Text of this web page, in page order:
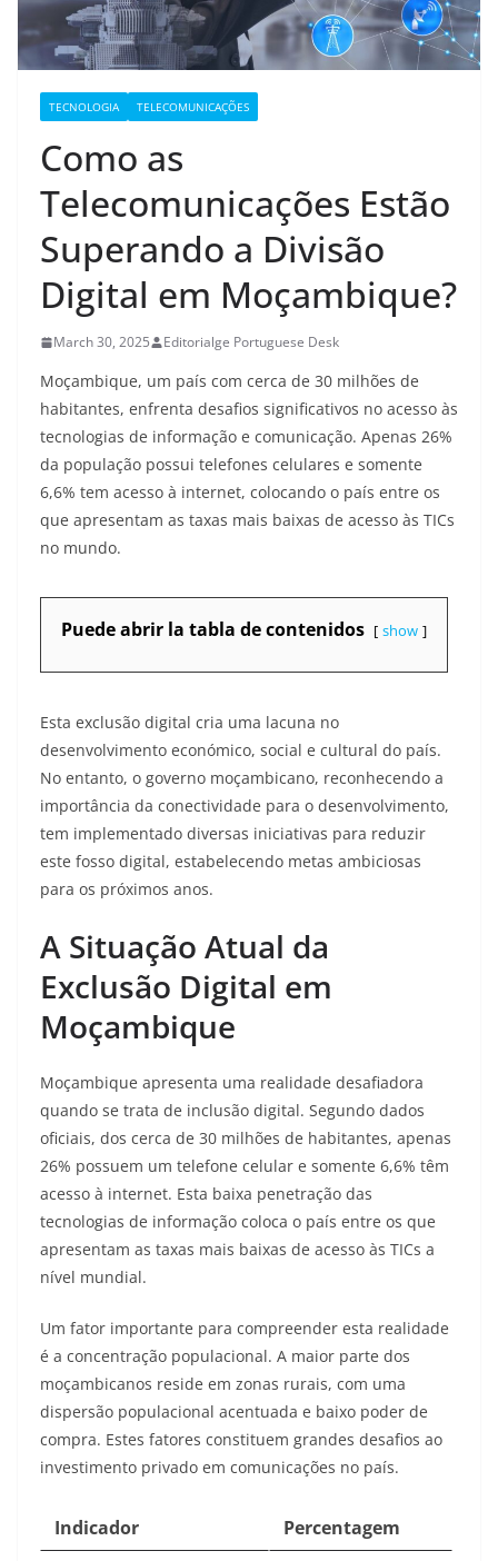
TECNOLOGIA TELECOMUNICAÇÕES
Como as
Telecomunicações Estão
Superando a Divisão
Digital em Moçambique?
March 30, 2025 Editorialge Portuguese Desk
Moçambique, um país com cerca de 30 milhões de
habitantes, enfrenta desafios significativos no acesso às
tecnologias de informação e comunicação. Apenas 26%
da população possui telefones celulares e somente
6,6% tem acesso à internet, colocando o país entre os
que apresentam as taxas mais baixas de acesso às TICs
no mundo.
Puede abrir la tabla de contenidos show
Esta exclusão digital cria uma lacuna no
desenvolvimento económico, social e cultural do país.
No entanto, o governo moçambicano, reconhecendo a
importância da conectividade para o desenvolvimento,
tem implementado diversas iniciativas para reduzir
este fosso digital, estabelecendo metas ambiciosas
para os próximos anos.
A Situação Atual da
Exclusão Digital em
Moçambique
Moçambique apresenta uma realidade desafiadora
quando se trata de inclusão digital. Segundo dados
oficiais, dos cerca de 30 milhões de habitantes, apenas
26% possuem um telefone celular e somente 6,6% têm
acesso à internet. Esta baixa penetração das
tecnologias de informação coloca o país entre os que
apresentam as taxas mais baixas de acesso às TICs a
nível mundial.
Um fator importante para compreender esta realidade
é a concentração populacional. A maior parte dos
moçambicanos reside em zonas rurais, com uma
dispersão populacional acentuada e baixo poder de
compra. Estes fatores constituem grandes desafios ao
investimento privado em comunicações no país.
Indicador
Percentagem